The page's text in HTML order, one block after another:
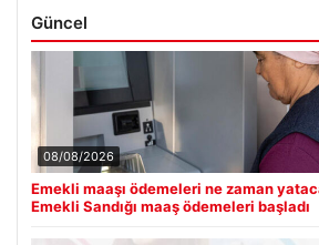
Güncel
08/08/2026
Emekli maaşı ödemeleri ne zaman
Emekli Sandığı maaş ödemeleri başladı